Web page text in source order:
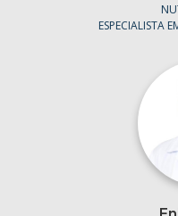
ESPECIALISTA